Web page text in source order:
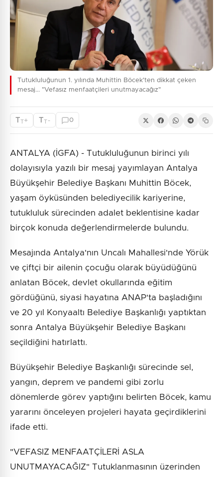
Tutukluluğunun 1. yılında Muhittin Böcek'ten dikkat çeken
mesaj... "Vefasız menfaatçileri unutmayacağız"
TT+ TT - 0
ANTALYA (İGFA) - Tutukluluğunun birinci yılı
dolayısıyla yazılı bir mesaj yayımlayan Antalya
Büyükşehir Belediye Başkanı Muhittin Böcek,
yaşam öyküsünden belediyecilik kariyerine,
tutukluluk sürecinden adalet beklentisine kadar
birçok konuda değerlendirmelerde bulundu.
Mesajında Antalya'nın Uncalı Mahallesi'nde Yörük
ve çiftçi bir ailenin çocuğu olarak büyüdüğünü
anlatan Böcek, devlet okullarında eğitim
gördüğünü, siyasi hayatına ANAP'ta başladığını
ve 20 yıl Konyaaltı Belediye Başkanlığı yaptıktan
sonra Antalya Büyükşehir Belediye Başkanı
seçildiğini hatırlattı.
Büyükşehir Belediye Başkanlığı sürecinde sel,
yangın, deprem ve pandemi gibi zorlu
dönemlerde görev yaptığını belirten Böcek, kamu
yararını önceleyen projeleri hayata geçirdiklerini
ifade etti.
"VEFASIZ MENFAATÇİLERİ ASLA
UNUTMAYACAĞIZ" Tutuklanmasının üzerinden